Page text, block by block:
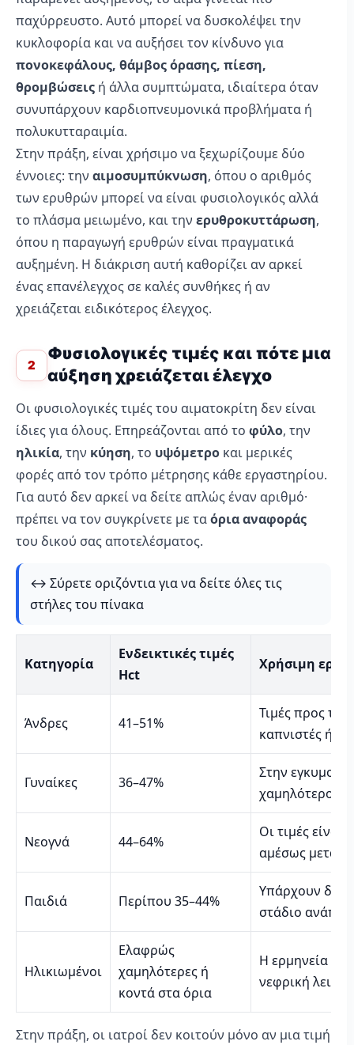
παχύρρευστο. Αυτό μπορεί να δυσκολέψει την
κυκλοφορία και να αυξήσει τον κίνδυνο για
πονοκεφάλους, θάμβος όρασης, πίεση,
θρομβώσεις ή άλλα συμπτώματα, ιδιαίτερα όταν
συνυπάρχουν καρδιοπνευμονικά προβλήματα ή
πολυκυτταραιμία.
Στην πράξη, είναι χρήσιμο να ξεχωρίζουμε δύο
έννοιες: την αιμοσυμπύκνωση, όπου ο αριθμός
των ερυθρών μπορεί να είναι φυσιολογικός αλλά
το πλάσμα μειωμένο, και την ερυθροκυττάρωση,
όπου η παραγωγή ερυθρών είναι πραγματικά
αυξημένη. Η διάκριση αυτή καθορίζει αν αρκεί
ένας επανέλεγχος σε καλές συνθήκες ή αν
χρειάζεται ειδικότερος έλεγχος.
2
Φυσιολογικές τιμές και πότε μια
αύξηση χρειάζεται έλεγχο
Οι φυσιολογικές τιμές του αιματοκρίτη δεν είναι
ίδιες για όλους. Επηρεάζονται από το φύλο, την
ηλικία, την κύηση, το υψόμετρο και μερικές
φορές από τον τρόπο μέτρησης κάθε εργαστηρίου.
Για αυτό δεν αρκεί να δείτε απλώς έναν αριθμό·
πρέπει να τον συγκρίνετε με ταόρια αναφοράς
του δικού σας αποτελέσματος.
↔️ Σύρετε οριζόντια για να δείτε όλες τις
στήλες του πίνακα
Κατηγορία
Ενδεικτικές τιμές
Hct
Χρήσιμη
Άνδρες 41–51%
Τιμές προς το
καπνιστές ή
Γυναίκες 36–47%
Στην
χαμηλότερος
Νεογνά 44–64%
Οι τιμές
αμέσως μετά
Παιδιά Περίπου 35–44%
Υπάρχουν
στάδιο
Ηλικιωμένοι
Ελαφρώς
χαμηλότερες ή
κοντά στα όρια
Η ερμηνεία
νεφρική
Στην πράξη, οι ιατροί δεν κοιτούν μόνο αν μια τιμή